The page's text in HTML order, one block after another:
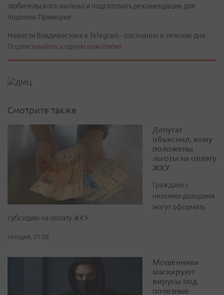
любительского вылова и подготовить рекомендации для
подзоны Приморье.
Новости Владивостока в Telegram - постоянно в течение дня.
Подписывайтесь одним нажатием!
Смотрите также
Депутат
объяснил, кому
положены
льготы на оплату
ЖКУ
Граждане с
низкими доходами
могут оформить
субсидию на оплату ЖКУ
сегодня, 01:28
Мошенники
маскируют
вирусы под
полезные